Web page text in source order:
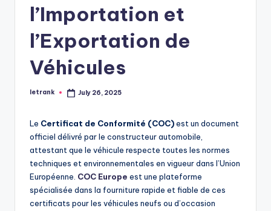
l’Importation et
l’Exportation de
Véhicules
Posted
letrank July 26, 2025
Le Certificat de Conformité (COC)est un document
officiel délivré par le constructeur automobile,
attestant que le véhicule respecte toutes les normes
techniques et environnementales en vigueur dans l’Union
Européenne. COC Europe est une plateforme
spécialisée dans la fourniture rapide et fiable de ces
certificats pour les véhicules neufs ou d’occasion